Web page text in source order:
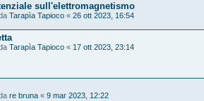
sull'elettromagnetismo
Tarapìa Tapioco « 26 ott 2023, 16:54
Tarapìa Tapioco « 17 ott 2023, 23:14
re bruna « 9 mar 2023, 12:22